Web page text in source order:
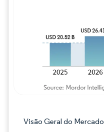
Visão Geral do Mercado